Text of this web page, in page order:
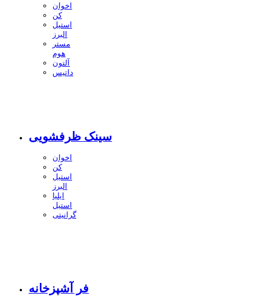
اخوان
کن
استیل
البرز
مستر
هوم
آلتون
داتیس
سینک ظرفشویی
اخوان
کن
استیل
البرز
ایلیا
استیل
گرانیتی
فر آشپزخانه